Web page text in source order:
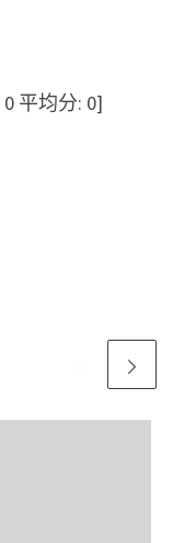
0 平均分: 0]